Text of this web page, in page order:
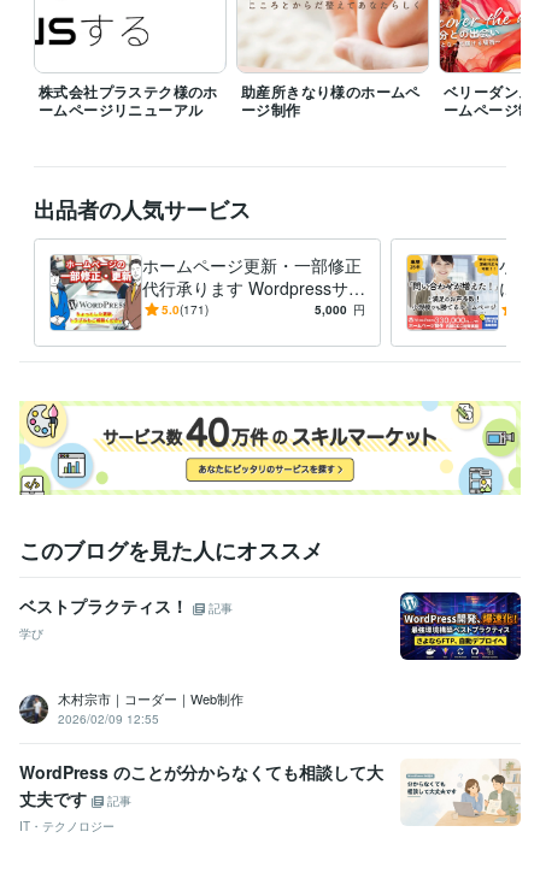
職歴
株式会社モト企画事務所 1996年8月 ~ 2001年8月
株式会社トランジション 2001年8月 ~ 2014年11月
株式会社リアルオン 2014年12月 ~ 2019年9月
株式会社ウィズスタイル 2019年9月 ~ 現在
ビジネス・クリエイティブツール
Adobe Photoshop:20年
Adobe XD:6年
WordPress:7年Google Search Console:7年Google Analytics:7年
Adobe Premiere Pro:3年Dreamweaver:5年Word:20年 Excel:20年
得意分野
Web制作・HP作成・EC構築
ホームページ制作　デザイン～サイト
経営 人材
病院
生活用品
Web制作・HP作成・EC構築 ランディングページの原稿作成
リフォーム 飲食 メーカー 建設 金融
エネルギー
不動産
介護
学歴
京都産業大学 1992年3月 ~ 1996年2月
デジタルクリエイターカレッジWAO! 1996年3月 ~ 1996年6月
デジタルクリエイターカレッジWAO! 1996年6月 ~ 1996年8月
株式会社プラステク様のホ
ームページリニューアル
助産所きなり様のホームペ
ージ制作
ベリーダンス
ームページ制
出品者の人気サービス
ホームページ更新・一部修正
代行承ります Wordpressサイ
トの更新をトラブルなどもご
5.0(171) 5,000 円
小さ
に強
平日
一気
このブログを見た人にオススメ
ベストプラクティス！
記事
学び
木村宗市｜コーダー｜Web制作
2026/02/09 12:55
WordPress のことが分からなくても相談して大
丈夫です
記事
IT・テクノロジー